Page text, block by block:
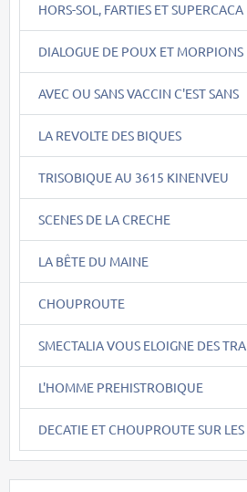
HORS-SOL, FARTIES ET SUPERCACA
DIALOGUE DE POUX ET MORPIONS
AVEC OU SANS VACCIN C'EST SANS
LA REVOLTE DES BIQUES
TRISOBIQUE AU 3615 KINENVEU
SCENES DE LA CRECHE
LA BÊTE DU MAINE
CHOUPROUTE
SMECTALIA VOUS ELOIGNE DES TRA
L'HOMME PREHISTROBIQUE
DECATIE ET CHOUPROUTE SUR LES